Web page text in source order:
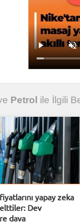
Petrol ile İlgili
yapay zeka
Dev
dava